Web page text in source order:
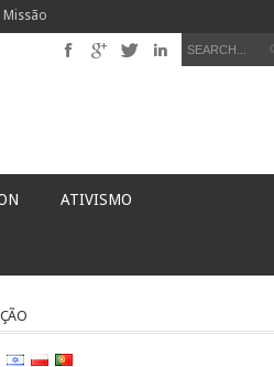
Missão
ATIVISMO